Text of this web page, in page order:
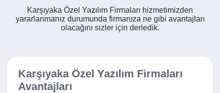
Karşıyaka Özel Yazılım Firmaları hizmetimizden
yararlanmanız durumunda firmanıza ne gibi avantajları
olacağını sizler için derledik.
Karşıyaka Özel Yazılım Firmaları
Avantajları